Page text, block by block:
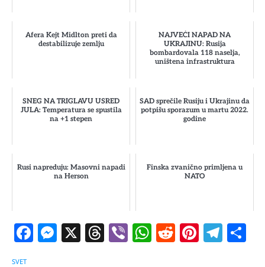
Afera Kejt Midlton preti da
destabilizuje zemlju
NAJVEĆI NAPAD NA
UKRAJINU: Rusija
bombardovala 118 naselja,
uništena infrastruktura
SNEG NA TRIGLAVU USRED
JULA: Temperatura se spustila
na +1 stepen
SAD sprečile Rusiju i Ukrajinu da
potpišu sporazum u martu 2022.
godine
Rusi napreduju: Masovni napadi
na Herson
Finska zvanično primljena u
NATO
Facebook
Messenger
X Threads
ViberWhatsApp
Reddit
SVET